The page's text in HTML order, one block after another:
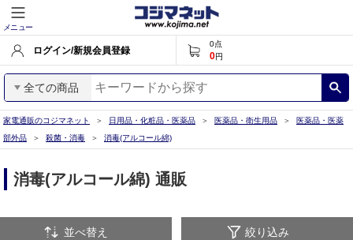
メニュー
ログイン/新規会員登録
0点
0円
全ての商品
家電通販のコジマネット 日用品・化粧品・医薬品 医薬品・衛生用品
医薬品・医薬
部外品
殺菌・消毒 消毒(アルコール綿)
消毒(アルコール綿) 通販
並べ替え 絞り込み